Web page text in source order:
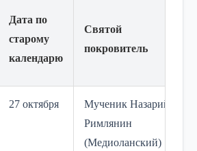
Дата по
старому
календарю
Святой
покровитель
27 октября
Мученик Назарий
Римлянин
(Медиоланский)